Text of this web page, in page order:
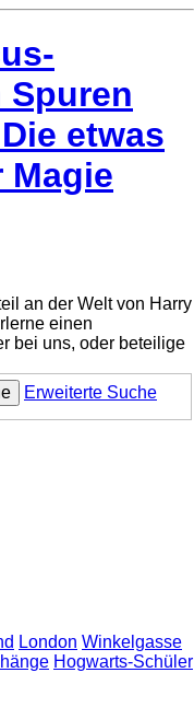
Spuren
etwas
Magie
an der Welt von Harry
einen
bei uns, oder beteilige
Erweiterte Suche
London Winkelgasse
Hogwarts-Schüler